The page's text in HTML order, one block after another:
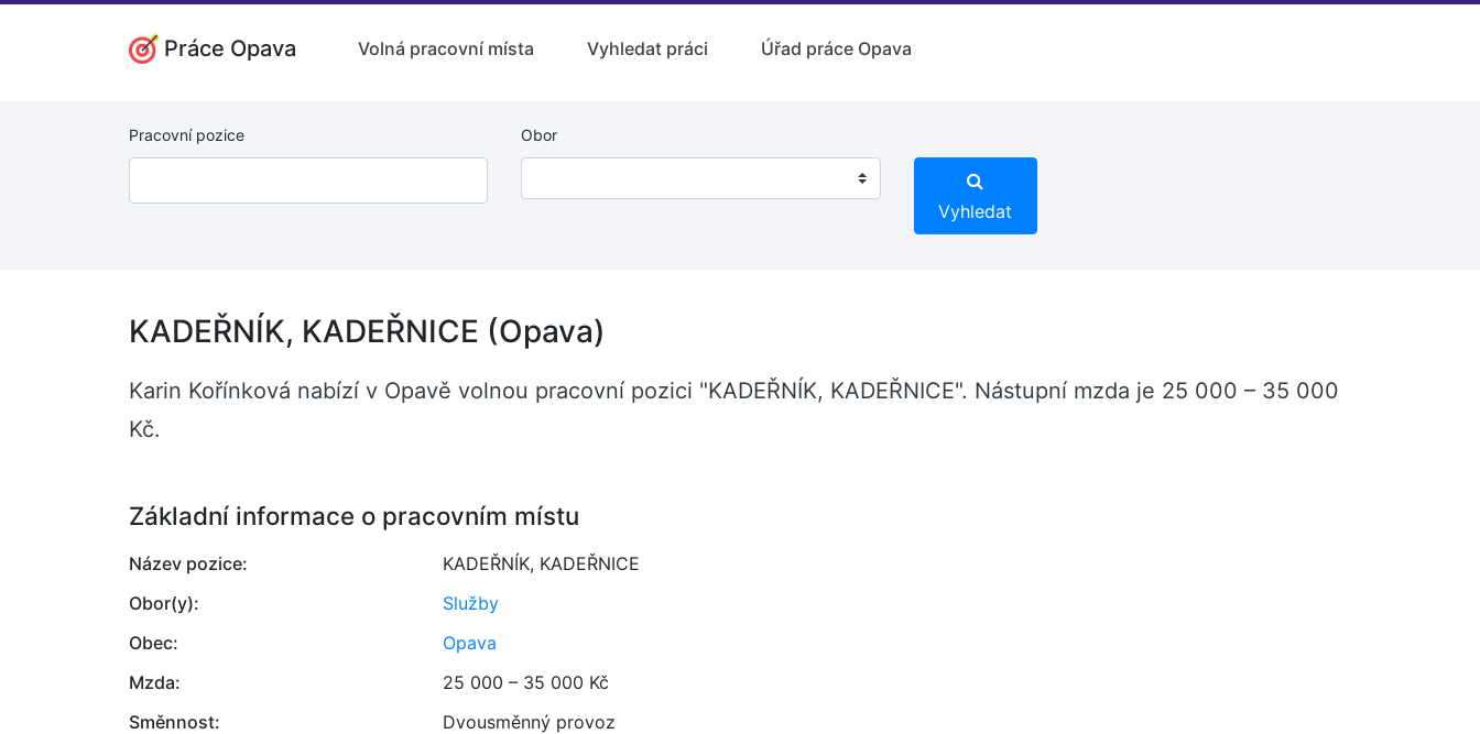
Práce Opava Volná pracovní místa Vyhledat práci Úřad práce Opava
Pracovní pozice Obor
Vyhledat
KADEŘNÍK, KADEŘNICE (Opava)
Karin Kořínková nabízí v Opavě volnou pracovní pozici "KADEŘNÍK, KADEŘNICE". Nástupní mzda je 25 000 – 35 000
Kč.
Základní informace o pracovním místu
Název pozice:
KADEŘNÍK, KADEŘNICE
Obor(y):
Služby
Obec:
Opava
Mzda:
25 000 – 35 000 Kč
Směnnost:
Dvousměnný provoz